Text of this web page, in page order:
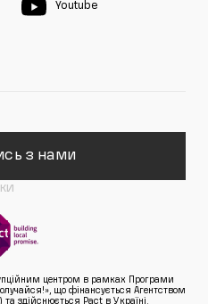
Youtube
з нами
центром в рамках Програми
що фінансується Агентством
здійснюється Pact в Україні.